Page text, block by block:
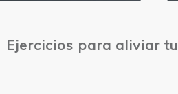
Ejercicios para aliviar